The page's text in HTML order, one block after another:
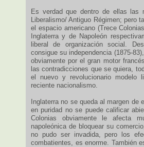
Es verdad que dentro de ellas las
Liberalismo/ Antiguo Régimen; pero
el espacio americano (Trece
Inglaterra y de Napoleón
liberal de organización social.
consigue su independencia (1875-
obviamente por el gran motor
las contradicciones que se quiera,
el nuevo y revolucionario modelo
reciente nacionalismo.
Inglaterra no se queda al margen
en puridad no se puede calificar
Colonias obviamente le afecta
napoleónica de bloquear su
no pudo ser invadida, pero los
combatientes, es enorme. También